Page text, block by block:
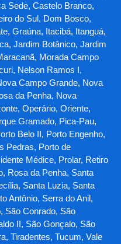
Sede, Castelo Branco,
do Sul, Dom Bosco,
Graúna, Itacibá, Itanguá,
Jardim Botânico, Jardim
Morada Campo
Nelson Ramos I,
Campo Grande, Nova
da Penha, Nova
Operário, Oriente,
Gramado, Pica-Pau,
Belo II, Porto Engenho,
Pedras, Porto de
Médice, Prolar, Retiro
Rosa da Penha, Santa
Santa Luzia, Santa
Antônio, Serra do Anil,
São Conrado, São
II, São Gonçalo, São
Tiradentes, Tucum, Vale